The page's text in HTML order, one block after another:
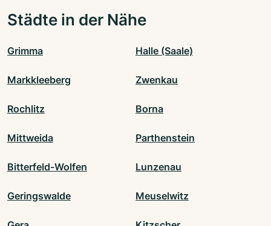
Städte in der Nähe
Grimma Halle (Saale)
Markkleeberg Zwenkau
Rochlitz Borna
Mittweida Parthenstein
Bitterfeld-Wolfen Lunzenau
Geringswalde Meuselwitz